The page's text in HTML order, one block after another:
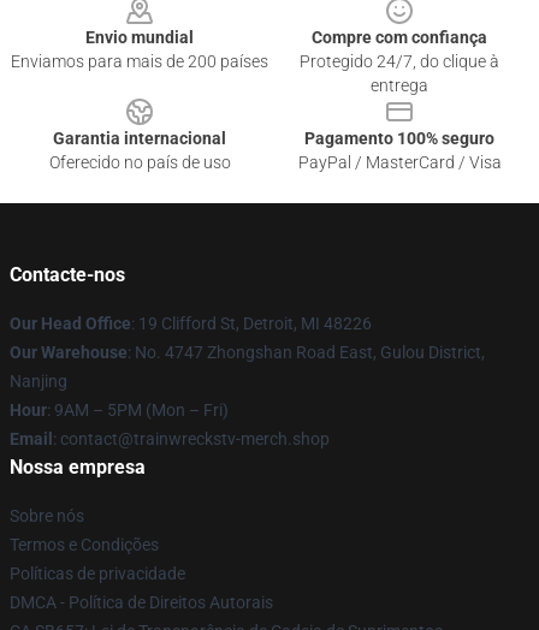
Envio mundial
Enviamos para mais de 200 países
Compre com confiança
Protegido 24/7, do clique à
entrega
Garantia internacional
Oferecido no país de uso
Pagamento 100% seguro
PayPal / MasterCard / Visa
Contacte-nos
Our Head Office: 19 Clifford St, Detroit, MI 48226
Our Warehouse: No. 4747 Zhongshan Road East, Gulou District,
Nanjing
Hour: 9AM – 5PM (Mon – Fri)
Email : contact@trainwreckstv-merch.shop
Nossa empresa
Sobre nós
Termos e Condições
Políticas de privacidade
DMCA - Política de Direitos Autorais